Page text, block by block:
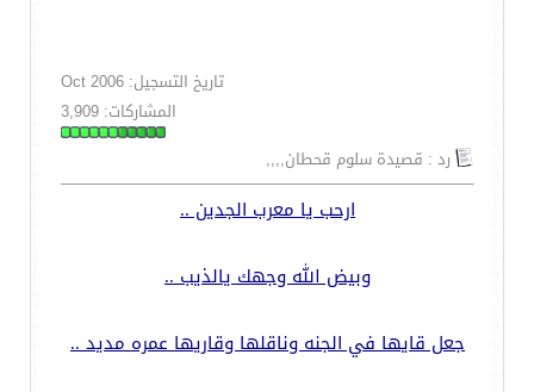
تاريخ التسجيل: Oct 2006
المشاركات: 3,909
رد : قصيدة سلوم قحطان,,,,
ارحب يا معرب الجدين ..
وبيض الله وجهك يالذيب ..
جعل قايها في الجنه وناقلها وقاريها عمره مديد ..